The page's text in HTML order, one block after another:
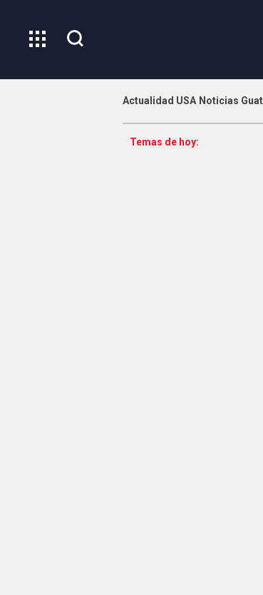
Actualidad USA Noticias
Temas de hoy: